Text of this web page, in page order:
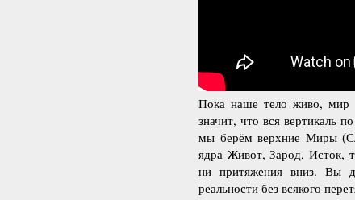
Пока наше тело живо, мир
значит, что вся вертикаль
мы берём верхние Миры
ядра Живот, Зарод, Исток,
ни притяжения вниз. Вы
реальности без всякого